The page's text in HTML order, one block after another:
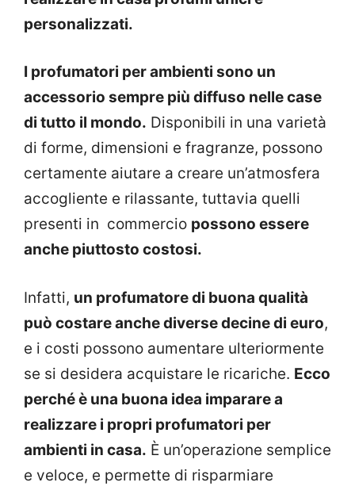
personalizzati.
I profumatori per ambienti sono un
accessorio sempre più diffuso nelle case
di tutto il mondo. Disponibili in una varietà
di forme, dimensioni e fragranze, possono
certamente aiutare a creare un’atmosfera
accogliente e rilassante, tuttavia quelli
presenti in commercio possono essere
anche piuttosto costosi.
Infatti, un profumatore di buona qualità
può costare anche diverse decine di euro,
e i costi possono aumentare ulteriormente
se si desidera acquistare le ricariche. Ecco
perché è una buona idea imparare a
realizzare i propri profumatori per
ambienti in casa. È un’operazione semplice
e veloce, e permette di risparmiare